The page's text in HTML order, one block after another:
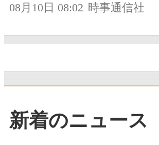
08月10日 08:02 時事通信社
新着のニュース